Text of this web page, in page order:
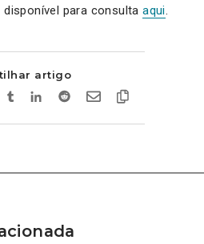
para consultaaqui.
artigo